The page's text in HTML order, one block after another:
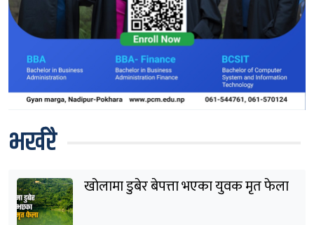
भर्खरै
खोलामा डुबेर बेपत्ता भएका युवक मृत फेला